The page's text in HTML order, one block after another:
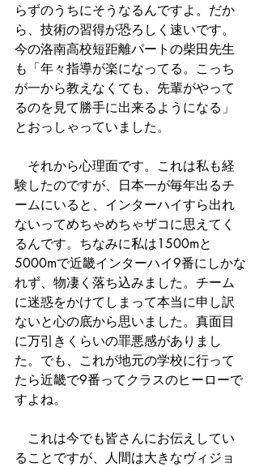
らずのうちにそうなるんですよ。だか
ら、技術の習得が恐ろしく速いです。
今の洛南高校短距離パートの柴田先生
も「年々指導が楽になってる。こっち
が一から教えなくても、先輩がやって
るのを見て勝手に出来るようになる」
とおっしゃっていました。
それから心理面です。これは私も経
験したのですが、日本一が毎年出るチ
ームにいると、インターハイすら出れ
ないってめちゃめちゃザコに思えてく
るんです。ちなみに私は1500mと
5000mで近畿インターハイ9番にしかな
れず、物凄く落ち込みました。チーム
に迷惑をかけてしまって本当に申し訳
ないと心の底から思いました。真面目
に万引きくらいの罪悪感がありまし
た。でも、これが地元の学校に行って
たら近畿で9番ってクラスのヒーローで
すよね。
これは今でも皆さんにお伝えしてい
ることですが、人間は大きなヴィジョ